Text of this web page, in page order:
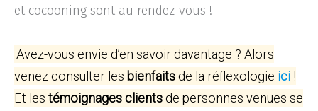
et cocooning sont au rendez-vous !
Avez-vous envie d’en savoir davantage ? Alors
venez consulter les bienfaitsde la réflexologie ici !
Et les témoignages clientsde personnes venues se